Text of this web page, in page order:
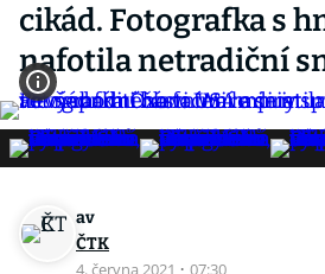
cikád. Fotografka s
nafotila netradiční
av
ČTK
4. června 2021 · 07:30